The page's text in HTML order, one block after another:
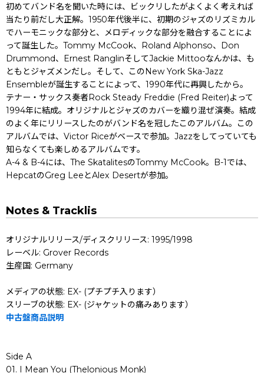
初めてバンド名を聞いた時には、ビックリしたがよくよく考えれば
当たり前だし大正解。1950年代後半に、初期のジャズのリズミカル
でハーモニックな部分と、メロディックな部分を融合することによ
って誕生した。Tommy McCook、Roland Alphonso、Don
Drummond、Ernest RanglinそしてJackie Mittooなんかは、も
ともとジャズメンだし。そして、このNew York Ska-Jazz
Ensembleが誕生することによって、1990年代に再興したから。
テナー・サックス奏者Rock Steady Freddie (Fred Reiter)よって
1994年に結成。オリジナルとジャズのカバーを織り混ぜ演奏。結成
のよく年にリリースしたのがバンド名を冠したこのアルバム。この
アルバムでは、Victor Riceがベースで参加。Jazzをしてっていても
知らなくても楽しめるアルバムです。
A-4 & B-4には、The SkatalitesのTommy McCook。B-1では、
HepcatのGreg LeeとAlex Desertが参加。
Notes & Tracklis
オリジナルリリース/ディスクリリース: 1995/1998
レーベル: Grover Records
生産国: Germany
メディアの状態: EX- (プチプチ入ります）
スリーブの状態: EX- (ジャケットの痛みあります）
中古盤商品説明
Side A
01. I Mean You (Thelonious Monk)